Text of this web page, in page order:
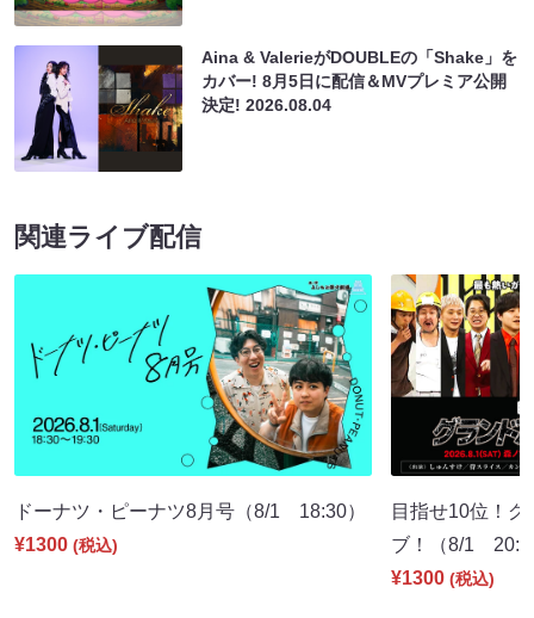
Aina & ValerieがDOUBLEの「Shake」を
カバー! 8月5日に配信＆MVプレミア公開
決定!2026.08.04
関連ライブ配信
ドーナツ・ピーナツ8月号（8/1 18:30）
¥1300 (税込)
目指せ10位！
ブ！（8/1
¥1300 (税込)